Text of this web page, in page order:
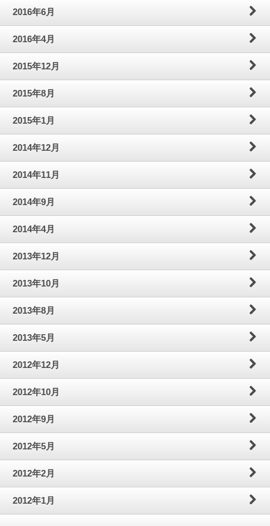
2016年6月
2016年4月
2015年12月
2015年8月
2015年1月
2014年12月
2014年11月
2014年9月
2014年4月
2013年12月
2013年10月
2013年8月
2013年5月
2012年12月
2012年10月
2012年9月
2012年5月
2012年2月
2012年1月